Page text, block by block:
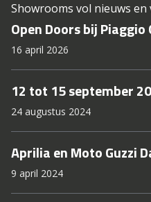
Showrooms vol nieuws en
Open Doors bij
16 april 2026
12 tot 15 september
24 augustus 2024
Aprilia en Moto Guzzi
9 april 2024